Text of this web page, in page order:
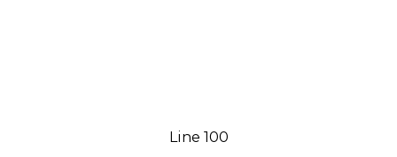
Line 100